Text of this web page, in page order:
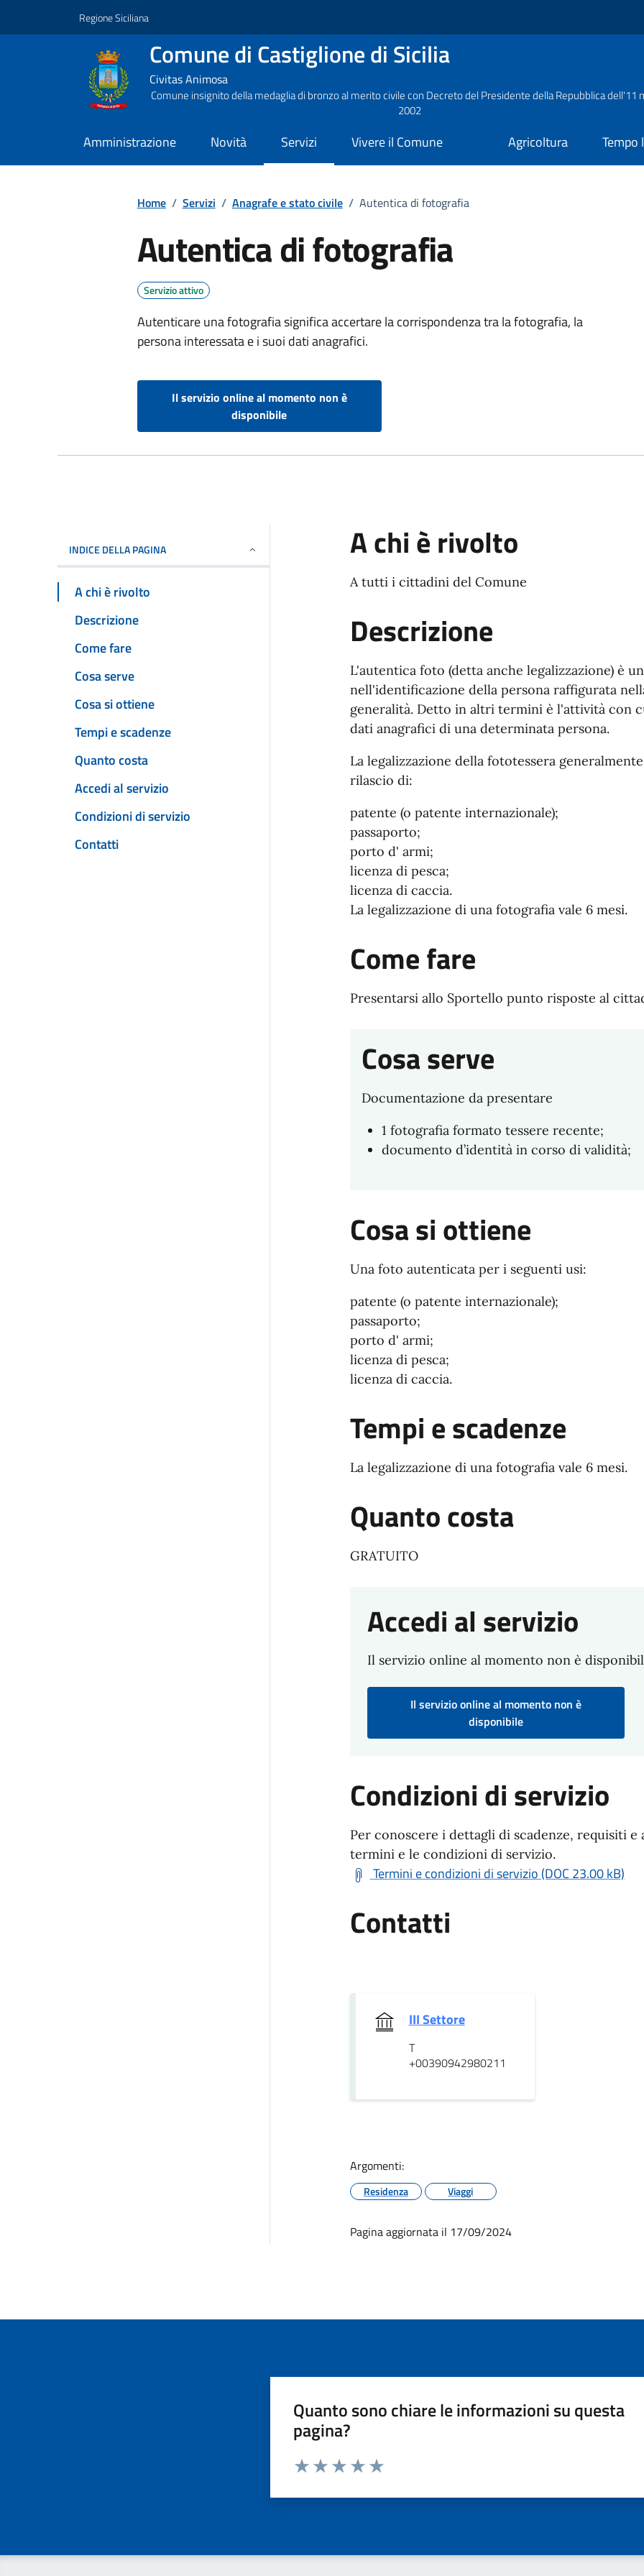
Regione Siciliana
Comune di Castiglione di Sicilia
Civitas Animosa
Comune insignito della medaglia di bronzo al merito civile con Decreto del Presidente della Repubblica dell'11
2002
Amministrazione Novità Servizi Vivere il Comune Agricoltura Tempo
Home / Servizi / Anagrafe e stato civile / Autentica di fotografia
Autentica di fotografia
Servizio attivo
Autenticare una fotografia significa accertare la corrispondenza tra la fotografia, la
persona interessata e i suoi dati anagrafici.
Il servizio online al momento non è
disponibile
INDICE DELLA PAGINA
A chi è rivolto
Descrizione
Come fare
Cosa serve
Cosa si ottiene
Tempi e scadenze
Quanto costa
Accedi al servizio
Condizioni di servizio
Contatti
A chi è rivolto
A tutti i cittadini del Comune
Descrizione
L'autentica foto (detta anche legalizzazione) è
nell'identificazione della persona raffigurata
generalità. Detto in altri termini è l'attività con
dati anagrafici di una determinata persona.
La legalizzazione della fototessera
rilascio di:
patente (o patente internazionale);
passaporto;
porto d' armi;
licenza di pesca;
licenza di caccia.
La legalizzazione di una fotografia vale 6 mesi.
Come fare
Presentarsi allo Sportello punto risposte al
Cosa serve
Documentazione da presentare
1 fotografia formato tessere recente;
documento d’identità in corso di validità;
Cosa si ottiene
Una foto autenticata per i seguenti usi:
patente (o patente internazionale);
passaporto;
porto d' armi;
licenza di pesca;
licenza di caccia.
Tempi e scadenze
La legalizzazione di una fotografia vale 6 mesi.
Quanto costa
GRATUITO
Accedi al servizio
Il servizio online al momento non è
Il servizio online al momento non è
disponibile
Condizioni di servizio
Per conoscere i dettagli di scadenze, requisiti
termini e le condizioni di servizio.
Termini e condizioni di servizio (DOC 23.00 kB)
Contatti
III Settore
T
+00390942980211
Argomenti:
Residenza Viaggi
Pagina aggiornata il 17/09/2024
Quanto sono chiare le informazioni su questa
pagina?